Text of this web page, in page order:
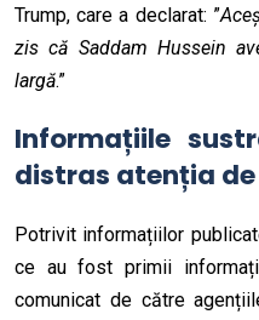
Trump, care a declarat: ”
zis că Saddam Hussein
largă.”
Informațiile
distras atenția
Potrivit informațiilor
ce au fost primii
comunicat de către